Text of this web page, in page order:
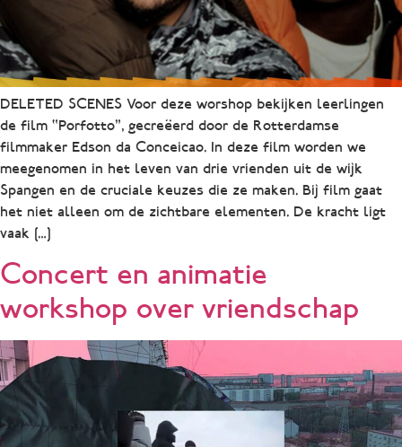
DELETED SCENES Voor deze worshop bekijken leerlingen
de film “Porfotto”, gecreëerd door de Rotterdamse
filmmaker Edson da Conceicao. In deze film worden we
meegenomen in het leven van drie vrienden uit de wijk
Spangen en de cruciale keuzes die ze maken. Bij film gaat
het niet alleen om de zichtbare elementen. De kracht ligt
vaak […]
Concert en animatie
workshop over vriendschap